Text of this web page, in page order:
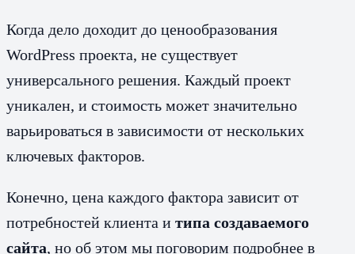
Когда дело доходит до ценообразования
WordPress проекта, не существует
универсального решения. Каждый проект
уникален, и стоимость может значительно
варьироваться в зависимости от нескольких
ключевых факторов.
Конечно, цена каждого фактора зависит от
потребностей клиента и типа создаваемого
сайта, но об этом мы поговорим подробнее в